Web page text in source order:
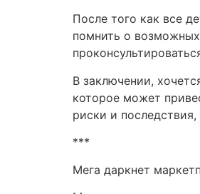
После того как все
помнить о
В заключении,
которое может
риски и
***
Мега даркнет